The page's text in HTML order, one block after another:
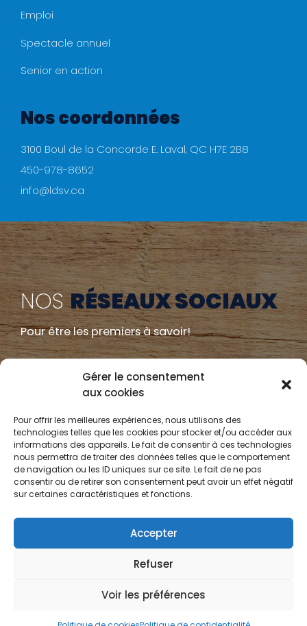
Gérer le consentement
aux cookies
Pour offrir les meilleures expériences, nous utilisons des
technologies telles que les cookies pour stocker et/ou accéder aux
informations des appareils. Le fait de consentir à ces technologies
nous permettra de traiter des données telles que le comportement
de navigation ou les ID uniques sur ce site. Le fait de ne pas
consentir ou de retirer son consentement peut avoir un effet négatif
sur certaines caractéristiques et fonctions.
Accepter
Refuser
Voir les préférences
Emploi
Spectacle annuel
Senior en action
Nos coordonnées
3100 Boul de la Concorde E. Laval, QC H7E 2B8
450-978-8652
info@ldsv.ca
NOSRÉSEAUX SOCIAUX
Pour être les premiers à savoir!
NOTREINFOLETTRE
Pour ne rien manquez!